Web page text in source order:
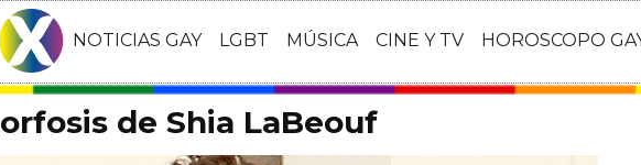
NOTICIAS GAY LGBT MÚSICA CINE Y TV HOROSCOPO
de Shia LaBeouf